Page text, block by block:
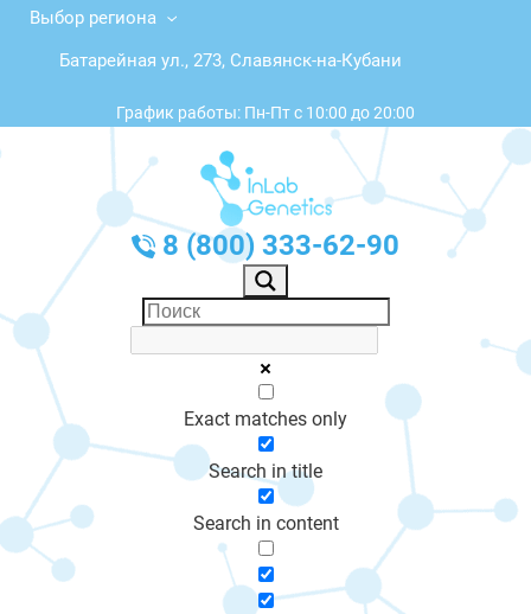
Выбор региона
Батарейная ул., 273, Славянск-на-Кубани
График работы: Пн-Пт с 10:00 до 20:00
8 (800) 333-62-90
Exact matches only
Search in title
Search in content